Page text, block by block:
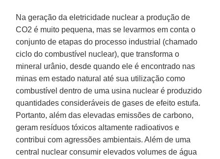
Na geração da eletricidade nuclear a produção de
CO2 é muito pequena, mas se levarmos em conta o
conjunto de etapas do processo industrial (chamado
ciclo do combustível nuclear), que transforma o
mineral urânio, desde quando ele é encontrado nas
minas em estado natural até sua utilização como
combustível dentro de uma usina nuclear é produzido
quantidades consideráveis de gases de efeito estufa.
Portanto, além das elevadas emissões de carbono,
geram resíduos tóxicos altamente radioativos e
contribui com agressões ambientais. Além de uma
central nuclear consumir elevados volumes de água